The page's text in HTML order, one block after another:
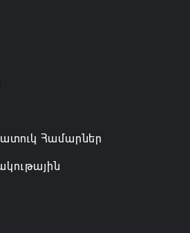
Համարներ